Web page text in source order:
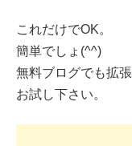
これだけでOK。
簡単でしょ(^^)
無料ブログでも拡
お試し下さい。